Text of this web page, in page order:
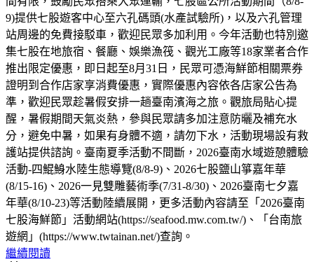
9)提供七股遊客中心至六孔碼頭(水產試驗所)，以及六孔管理
站周邊的免費接駁車，歡迎民眾多加利用。今年活動也特別邀
集七股在地旅宿、餐廳、娛樂漁筏、觀光工廠等18家業者合作
推出限定優惠，即日起至8月31日，民眾可憑海鮮節相關票券
證明到合作店家享消費優惠，實際優惠內容依各店家公告為
準，歡迎民眾趁暑假安排一趟臺南濱海之旅。觀旅局貼心提
醒，暑假期間天氣炎熱，參與民眾請多加注意防曬及補充水
分，避免中暑，如果有身體不適，請勿下水，活動現場設有救
護站提供諮詢。臺南夏季活動不間斷，2026臺南水域遊憩體驗
活動-四鯤鯓水陸生態導覽(8/8-9)、2026七股鹽山箏嘉年華
(8/15-16)、2026一見雙雕藝術季(7/31-8/30)、2026臺南七夕嘉
年華(8/10-23)等活動陸續展開，更多活動內容請至「2026臺南
七股海鮮節」活動網站(https://seafood.mw.com.tw/)、「台南旅
遊網」(https://www.twtainan.net/)查詢。
繼續閱讀